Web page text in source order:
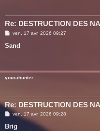
Re: DESTRUCTION DES
M
s
ven. 17 avr. 2026 09:27
Sand
yourahunter
Re: DESTRUCTION DES
M
s
ven. 17 avr. 2026 09:28
Brig